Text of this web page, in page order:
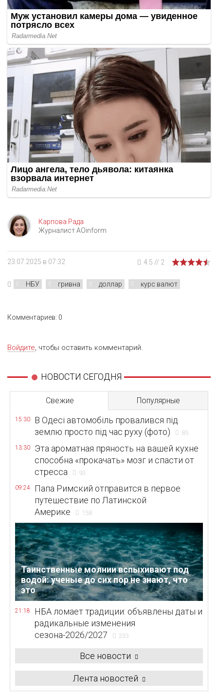
Карпова Рада
Журналист AOinform
23.07.2025 в 07:32 4.5 // 2
НБУ гривна доллар курс валют
Комментариев: 0
Войдите, чтобы оставить комментарий.
НОВОСТИ СЕГОДНЯ
Свежие Популярные
15:30
В Одесі автомобіль провалився під
землю просто під час руху (фото)
85
13:30
Эта ароматная пряность на вашей кухне
способна «прокачать» мозг и спасти от
стресса
93
09:24
Папа Римский отправится в первое
путешествие по Латинской
Америке
158
Таинственные молнии вспыхивают под
водой: ученые до сих пор не знают, что
это
21:18
НБА ломает традиции: объявлены даты и
радикальные изменения
сезона-2026/2027
333
Все новости
Лента новостей